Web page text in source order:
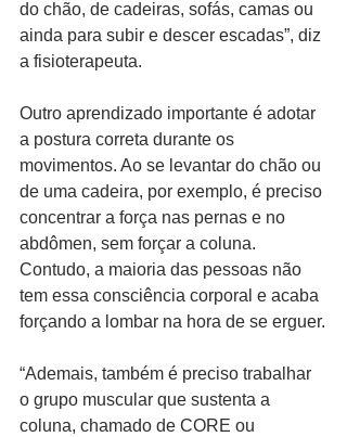
do chão, de cadeiras, sofás, camas ou
ainda para subir e descer escadas”, diz
a fisioterapeuta.
Outro aprendizado importante é adotar
a postura correta durante os
movimentos. Ao se levantar do chão ou
de uma cadeira, por exemplo, é preciso
concentrar a força nas pernas e no
abdômen, sem forçar a coluna.
Contudo, a maioria das pessoas não
tem essa consciência corporal e acaba
forçando a lombar na hora de se erguer.
“Ademais, também é preciso trabalhar
o grupo muscular que sustenta a
coluna, chamado de CORE ou